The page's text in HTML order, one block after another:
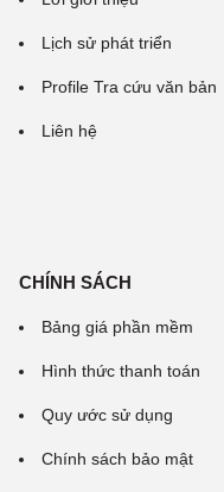
Lịch sử phát triển
Profile Tra cứu văn bản
Liên hệ
CHÍNH SÁCH
Bảng giá phần mềm
Hình thức thanh toán
Quy ước sử dụng
Chính sách bảo mật